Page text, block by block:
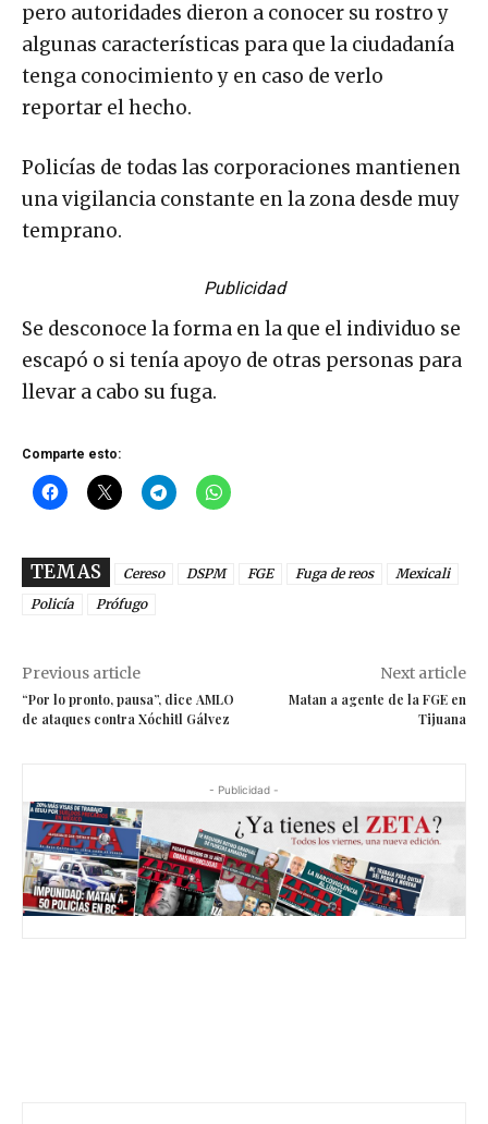
pero autoridades dieron a conocer su rostro y
algunas características para que la ciudadanía
tenga conocimiento y en caso de verlo
reportar el hecho.
Policías de todas las corporaciones mantienen
una vigilancia constante en la zona desde muy
temprano.
Publicidad
Se desconoce la forma en la que el individuo se
escapó o si tenía apoyo de otras personas para
llevar a cabo su fuga.
Comparte esto:
TEMAS Cereso DSPM FGE Fuga de reos
Mexicali
Policía
Prófugo
Previous article
“Por lo pronto, pausa”, dice AMLO
de ataques contra Xóchitl Gálvez
Next article
Matan a agente de la FGE en
Tijuana
- Publicidad -